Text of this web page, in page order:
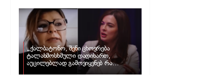
„ქალბატონო, შენი ცხოვრება
ტალახმოსხმული დადიხართ,
აუცილებლად გამოვიყენებ რა
ინფორმაციაც მაქვს“… – რა